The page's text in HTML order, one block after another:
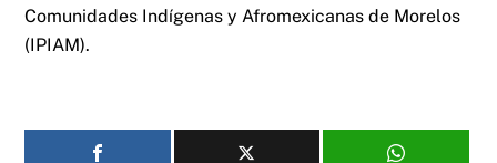
Comunidades Indígenas y Afromexicanas de Morelos
(IPIAM).